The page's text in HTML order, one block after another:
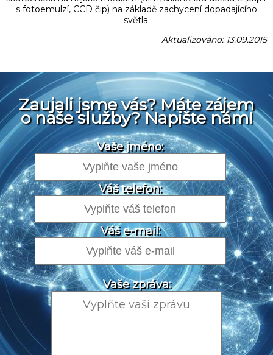
s fotoemulzí, CCD čip) na základě zachycení dopadajícího
světla.
Aktualizováno: 13.09.2015
Zaujali jsme vás? Máte zájem
o naše služby? Napište nám!
Vaše jméno:
Váš telefon:
Váš e-mail:
Vaše zpráva: